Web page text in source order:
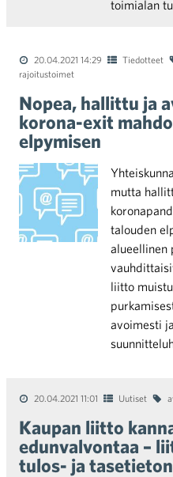
toimialan
20.04.2021 14:29 Tiedotteet
rajoitustoimet
Nopea, hallittu ja
korona-exit
elpymisen
mutta
talouden
alueellinen
liitto
avoimesti
20.04.2021 11:01 Uutiset
Kaupan liitto
edunvalvontaa –
tulos- ja